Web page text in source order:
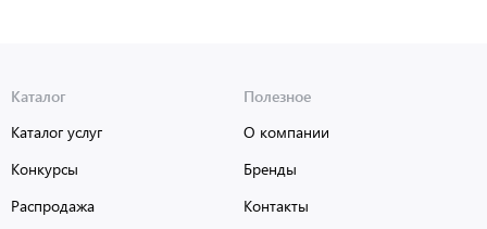
Каталог
Каталог услуг
Конкурсы
Распродажа
Полезное
О компании
Бренды
Контакты